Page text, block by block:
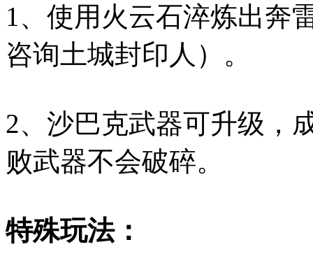
1、使用火云石淬炼出奔
咨询土城封印人）。
2、沙巴克武器可升级，
败武器不会破碎。
特殊玩法：